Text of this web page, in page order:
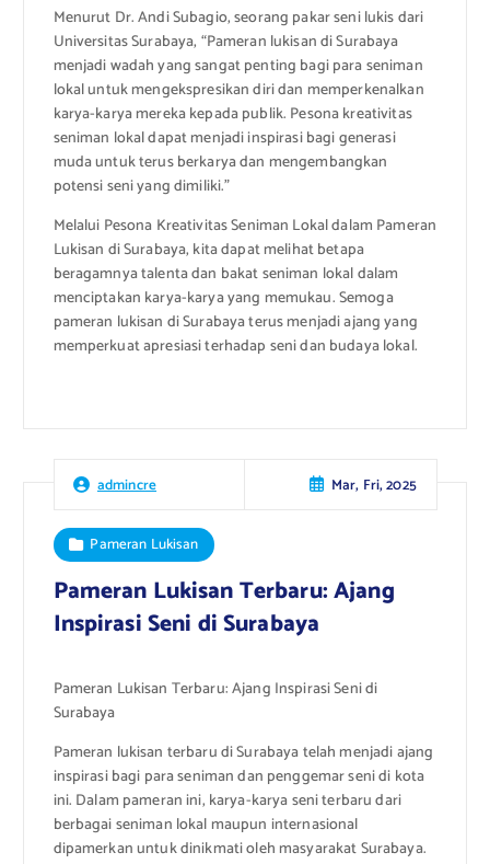
Menurut Dr. Andi Subagio, seorang pakar seni lukis dari
Universitas Surabaya, “Pameran lukisan di Surabaya
menjadi wadah yang sangat penting bagi para seniman
lokal untuk mengekspresikan diri dan memperkenalkan
karya-karya mereka kepada publik. Pesona kreativitas
seniman lokal dapat menjadi inspirasi bagi generasi
muda untuk terus berkarya dan mengembangkan
potensi seni yang dimiliki.”
Melalui Pesona Kreativitas Seniman Lokal dalam Pameran
Lukisan di Surabaya, kita dapat melihat betapa
beragamnya talenta dan bakat seniman lokal dalam
menciptakan karya-karya yang memukau. Semoga
pameran lukisan di Surabaya terus menjadi ajang yang
memperkuat apresiasi terhadap seni dan budaya lokal.
admincre Mar, Fri, 2025
Pameran Lukisan
Pameran Lukisan Terbaru: Ajang
Inspirasi Seni di Surabaya
Pameran Lukisan Terbaru: Ajang Inspirasi Seni di
Surabaya
Pameran lukisan terbaru di Surabaya telah menjadi ajang
inspirasi bagi para seniman dan penggemar seni di kota
ini. Dalam pameran ini, karya-karya seni terbaru dari
berbagai seniman lokal maupun internasional
dipamerkan untuk dinikmati oleh masyarakat Surabaya.